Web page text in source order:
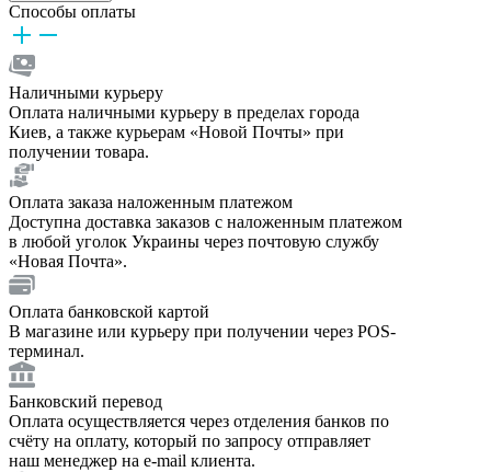
Способы оплаты
Наличными курьеру
Оплата наличными курьеру в пределах города
Киев, а также курьерам «Новой Почты» при
получении товара.
Оплата заказа наложенным платежом
Доступна доставка заказов с наложенным платежом
в любой уголок Украины через почтовую службу
«Новая Почта».
Оплата банковской картой
В магазине или курьеру при получении через POS-
терминал.
Банковский перевод
Оплата осуществляется через отделения банков по
счёту на оплату, который по запросу отправляет
наш менеджер на e-mail клиента.